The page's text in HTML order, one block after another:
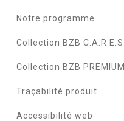
Notre programme
Collection BZB C.A.R.E.S
Collection BZB PREMIUM
Traçabilité produit
Accessibilité web